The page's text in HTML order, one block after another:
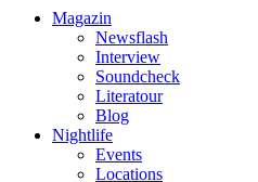
Magazin
Newsflash
Interview
Soundcheck
Literatour
Blog
Nightlife
Events
Locations